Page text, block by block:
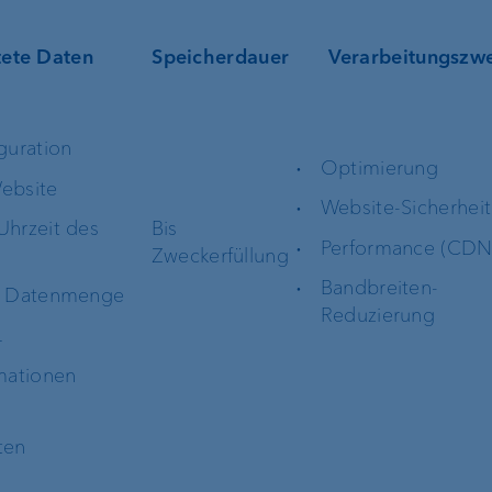
FIX
Harmonisierung
Zahlungsverkehr
Daten Speicherdauer
des
Bis
Zweckerfüllung
Optimierung
Website-Sicherheit
Performance
Bandbreiten-
Reduzierung